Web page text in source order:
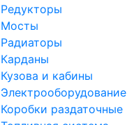
Редукторы
Мосты
Радиаторы
Карданы
Кузова и кабины
Электрооборудование
Коробки раздаточные